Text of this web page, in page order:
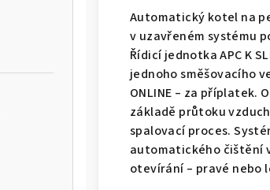
Automatický kotel na
v uzavřeném systému
Řídicí jednotka APC K
jednoho směšovacího
ONLINE – za příplatek.
základě průtoku
spalovací proces.
automatického čištění
otevírání – pravé nebo